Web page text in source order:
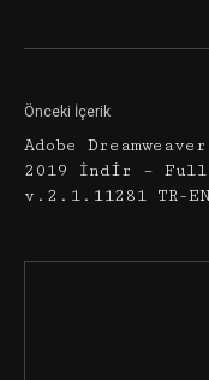
Önceki İçerik
Adobe
2019 İndir – Full
v.2.1.11281 TR-EN